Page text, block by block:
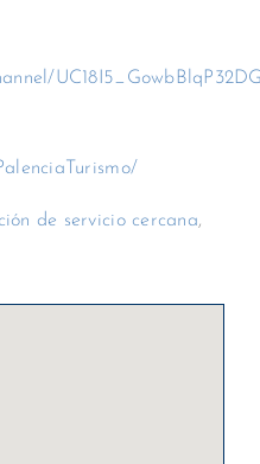
de servicio cercana,